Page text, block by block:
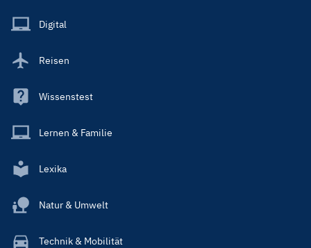
Main
Digital
Reisen
Wissenstest
Lernen & Familie
Lexika
Natur & Umwelt
Technik & Mobilität